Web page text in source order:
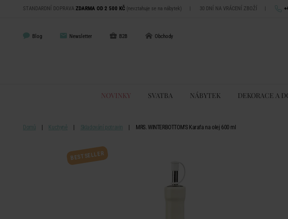
STANDARDNÍ DOPRAVA ZDARMA OD 2 500 KČ (nevztahuje se na nábytek) | 30 DNÍ NA VRÁCENÍ ZBOŽÍ |
Blog Newsletter B2B Obchody
NOVINKY SVATBA NÁBYTEK DEKORACE A
Domů Kuchyně Skladování potravin MRS. WINTERBOTTOM'S Karafa na olej 600 ml
BESTSELLER